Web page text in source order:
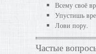
Всему своё
Упустишь
Лови пору.
Частые